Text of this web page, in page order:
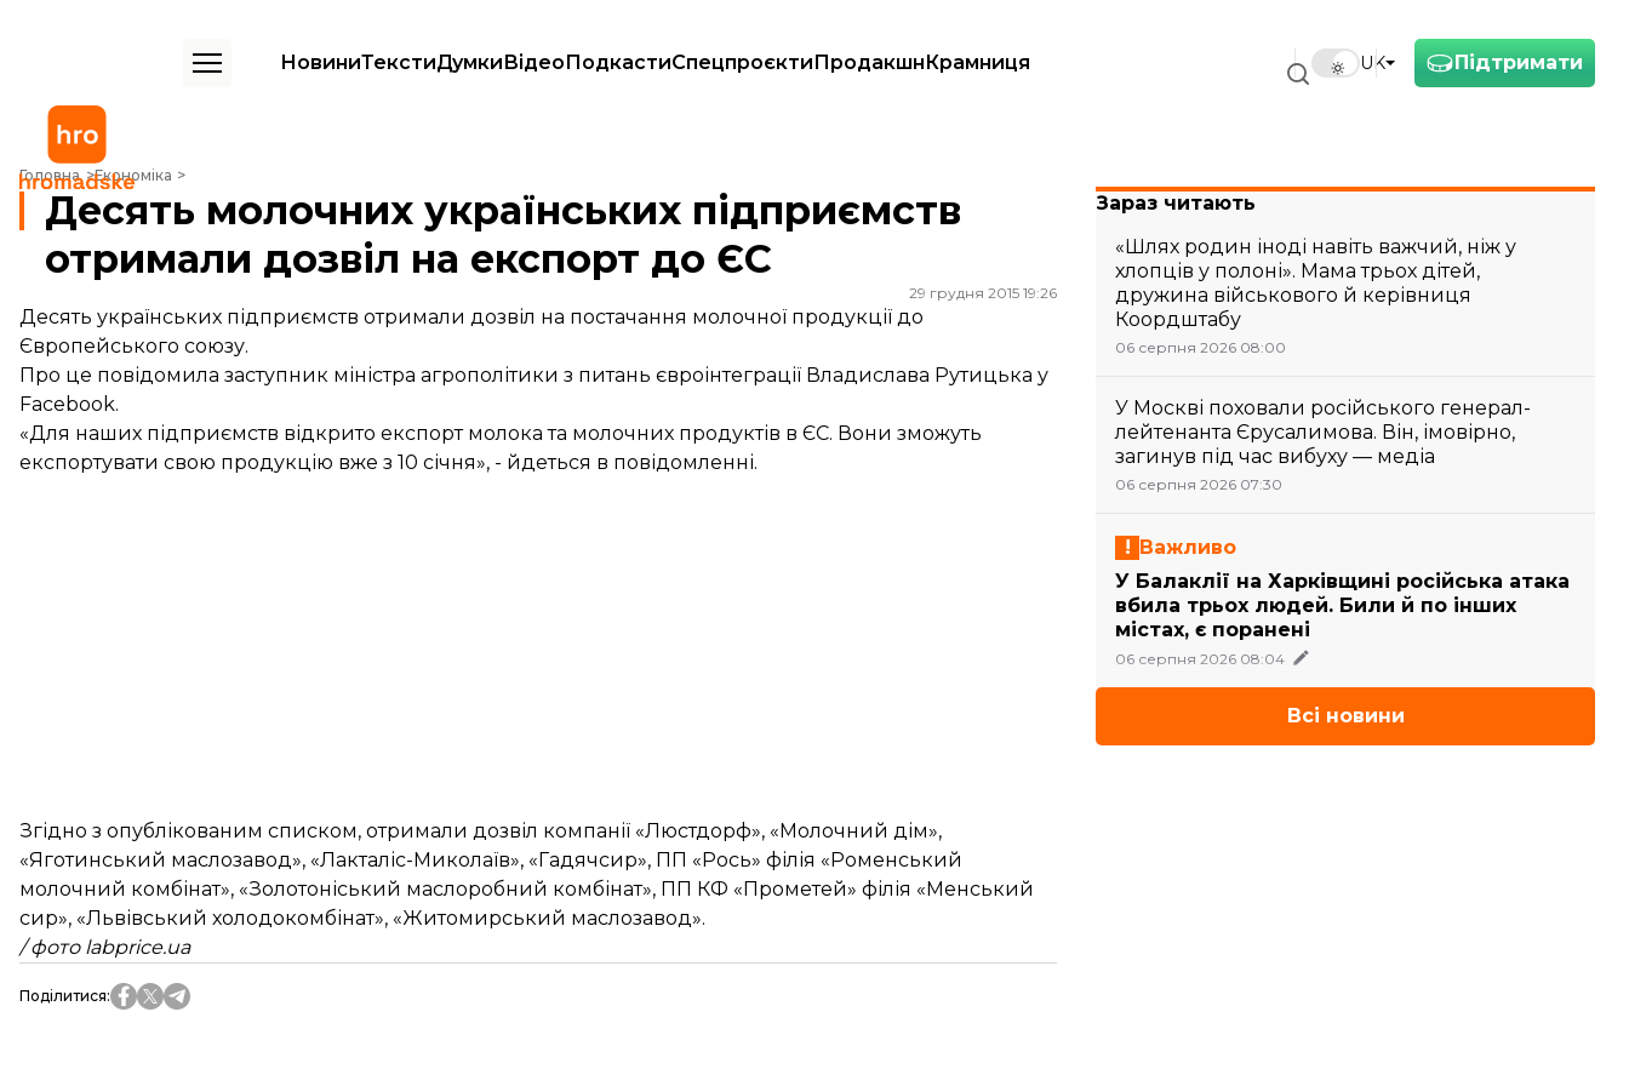
Підтримати
UK
НовиниТекстиДумкиВідеоПодкастиСпецпроєктиПродакшнКрамниця
Головна Економіка
Десять молочних українських підприємств отримали дозвіл на експорт до ЄС
Десять молочних українських підприємств
отримали дозвіл на експорт до ЄС
29 грудня 2015 19:26
Десять українських підприємств отримали дозвіл на постачання молочної продукції до
Європейського союзу.
Про це повідомила заступник міністра агрополітики з питань євроінтеграції Владислава Рутицька у
Facebook.
«Для наших підприємств відкрито експорт молока та молочних продуктів в ЄС. Вони зможуть
експортувати свою продукцію вже з 10 січня», - йдеться в повідомленні.
Згідно з опублікованим списком, отримали дозвіл компанії «Люстдорф», «Молочний дім»,
«Яготинський маслозавод», «Лакталіс-Миколаїв», «Гадячсир», ПП «Рось» філія «Роменський
молочний комбінат», «Золотоніський маслоробний комбінат», ПП КФ «Прометей» філія «Менський
сир», «Львівський холодокомбінат», «Житомирський маслозавод».
/ фото labprice.ua
Поділитися:
Зараз читають
«Шлях родин іноді навіть важчий, ніж у
хлопців у полоні». Мама трьох дітей,
дружина військового й керівниця
Коордштабу
06 серпня 2026 08:00
У Москві поховали російського генерал-
лейтенанта Єрусалимова. Він, імовірно,
загинув під час вибуху — медіа
06 серпня 2026 07:30
Важливо
У Балаклії на Харківщині російська атака
вбила трьох людей. Били й по інших
містах, є поранені
06 серпня 2026 08:04
Всі новини